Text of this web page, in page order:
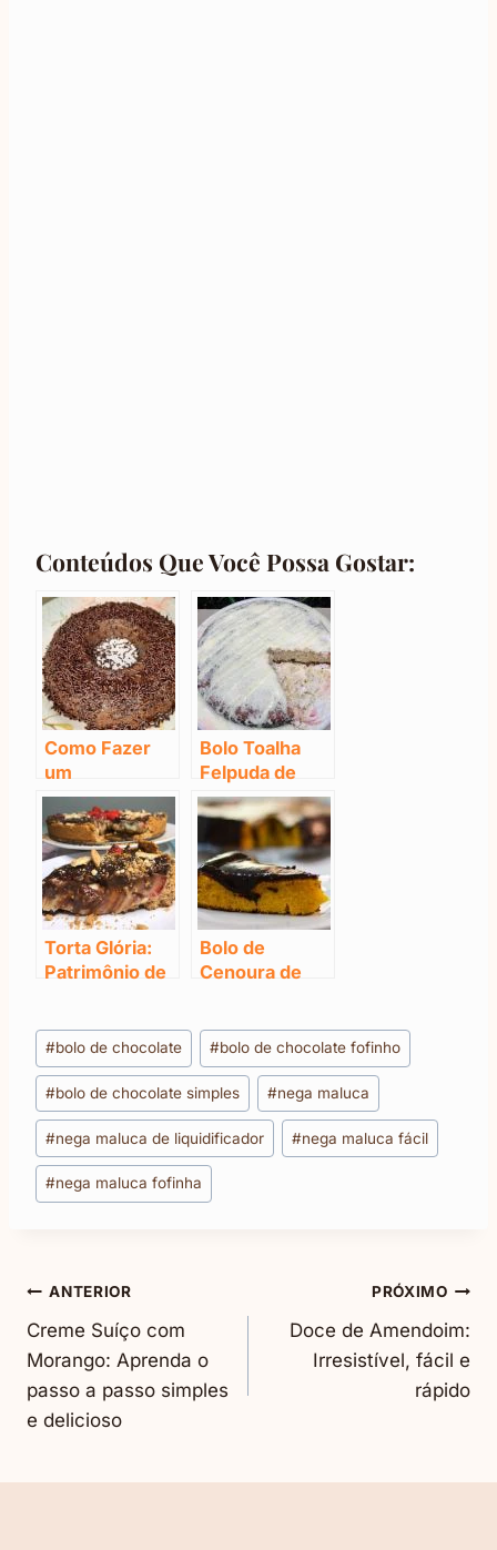
Conteúdos Que Você Possa Gostar:
Como Fazer
um
Brigadeirão:
Super
Cremoso e
Fácil
Bolo Toalha
Felpuda de
Liquidificador
(Apaixonante)
Torta Glória:
Patrimônio de
Bolo de
Cenoura de
Tags
do
Post:
#bolo de chocolate #bolo de chocolate fofinho
#bolo de chocolate simples #nega maluca
#nega maluca de liquidificador #nega maluca fácil
#nega maluca fofinha
Navegação
De
Post
ANTERIOR
Creme Suíço com
Morango: Aprenda o
passo a passo simples
e delicioso
PRÓXIMO
Doce de Amendoim:
Irresistível, fácil e
rápido